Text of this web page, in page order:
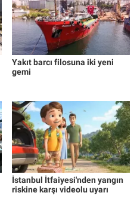
Yakıt barcı filosuna iki yeni
gemi
İstanbul İtfaiyesi'nden yangın
riskine karşı videolu uyarı